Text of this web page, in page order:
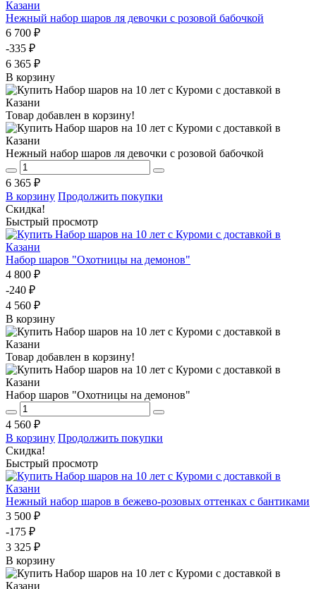
Нежный набор шаров ля девочки с розовой бабочкой
6 700 ₽
-335 ₽
6 365 ₽
В корзину
Товар добавлен в корзину!
Нежный набор шаров ля девочки с розовой бабочкой
6 365 ₽
В корзину Продолжить покупки
Скидка!
Быстрый просмотр
Набор шаров "Охотницы на демонов"
4 800 ₽
-240 ₽
4 560 ₽
В корзину
Товар добавлен в корзину!
Набор шаров "Охотницы на демонов"
4 560 ₽
В корзину Продолжить покупки
Скидка!
Быстрый просмотр
Нежный набор шаров в бежево-розовых оттенках с бантиками
3 500 ₽
-175 ₽
3 325 ₽
В корзину